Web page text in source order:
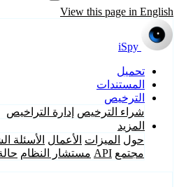
View this page in English
iSpy
تحميل
المستندات
الترخيص
شراء الترخيص إدارة التراخيص
المزيد
حول الميزات الأعمال الأسئلة
مجتمع API مستشار النظام